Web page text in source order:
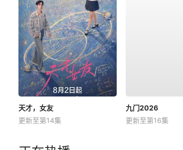
天才，女友
更新至第14集
九门2026
更新至第16集